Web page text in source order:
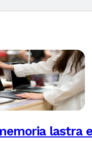
lastra